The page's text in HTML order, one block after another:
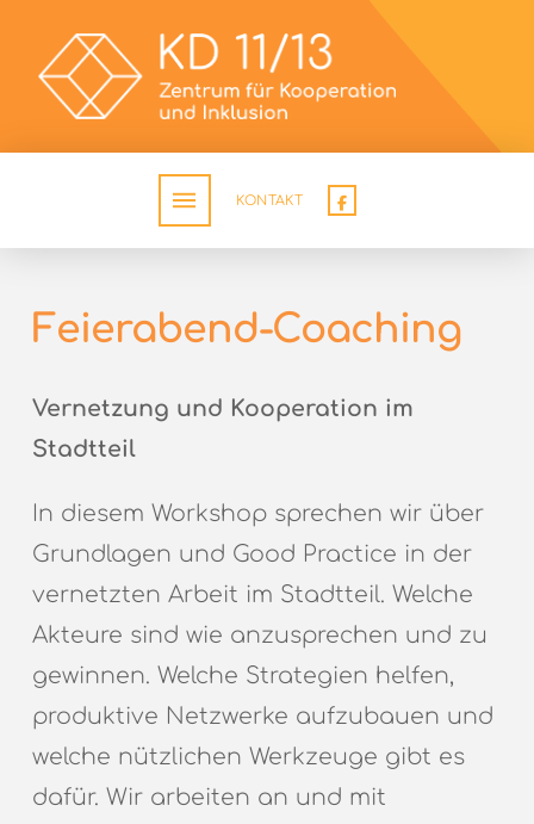
KONTAKT
Feierabend-Coaching
Vernetzung und Kooperation im
Stadtteil
In diesem Workshop sprechen wir über
Grundlagen und Good Practice in der
vernetzten Arbeit im Stadtteil. Welche
Akteure sind wie anzusprechen und zu
gewinnen. Welche Strategien helfen,
produktive Netzwerke aufzubauen und
welche nützlichen Werkzeuge gibt es
dafür. Wir arbeiten an und mit